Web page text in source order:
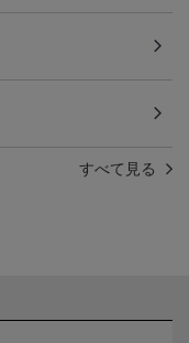
すべて見る